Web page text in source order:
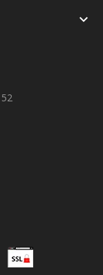
